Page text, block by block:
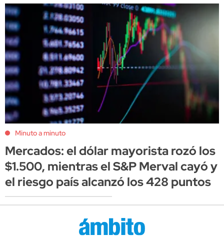
Minuto a minuto
Mercados: el dólar mayorista rozó los
$1.500, mientras el S&P Merval cayó y
el riesgo país alcanzó los 428 puntos